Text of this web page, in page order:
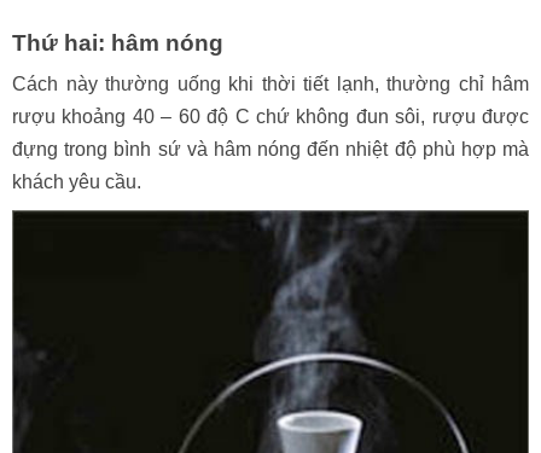
Thứ hai: hâm nóng
Cách này thường uống khi thời tiết lạnh, thường chỉ hâm
rượu khoảng 40 – 60 độ C chứ không đun sôi, rượu được
đựng trong bình sứ và hâm nóng đến nhiệt độ phù hợp mà
khách yêu cầu.